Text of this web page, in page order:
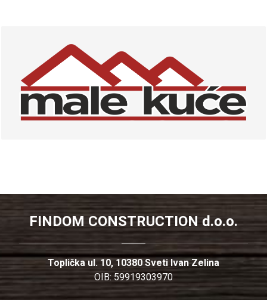
FINDOM CONSTRUCTION d.o.o.
Toplička ul. 10, 10380 Sveti Ivan Zelina
OIB: 59919303970